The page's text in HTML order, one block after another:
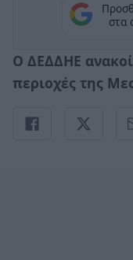
στα
Ο ΔΕΔΔΗΕ
περιοχές της